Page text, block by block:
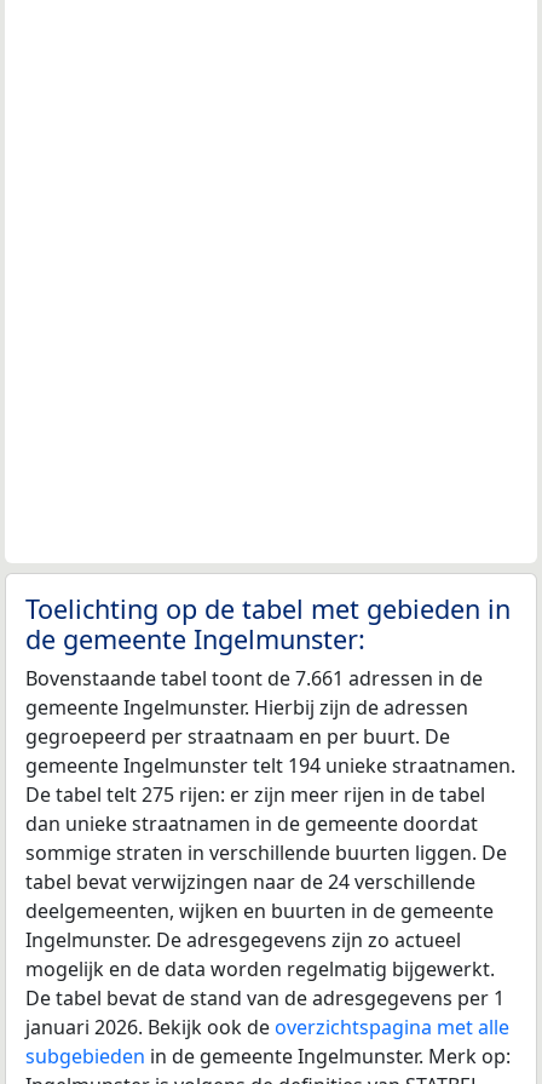
Toelichting op de tabel met gebieden in
de gemeente Ingelmunster:
Bovenstaande tabel toont de 7.661 adressen in de
gemeente Ingelmunster. Hierbij zijn de adressen
gegroepeerd per straatnaam en per buurt. De
gemeente Ingelmunster telt 194 unieke straatnamen.
De tabel telt 275 rijen: er zijn meer rijen in de tabel
dan unieke straatnamen in de gemeente doordat
sommige straten in verschillende buurten liggen. De
tabel bevat verwijzingen naar de 24 verschillende
deelgemeenten, wijken en buurten in de gemeente
Ingelmunster. De adresgegevens zijn zo actueel
mogelijk en de data worden regelmatig bijgewerkt.
De tabel bevat de stand van de adresgegevens per 1
januari 2026. Bekijk ook deoverzichtspagina met alle
subgebieden in de gemeente Ingelmunster. Merk op: